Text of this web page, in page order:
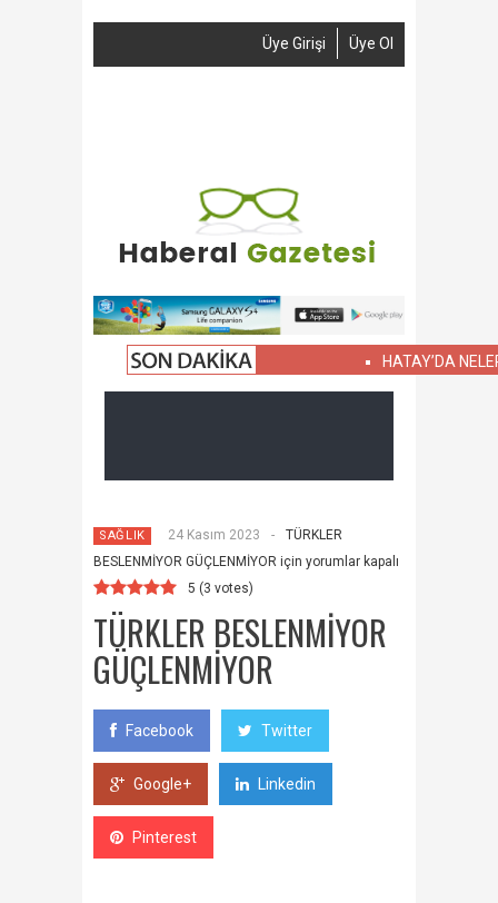
Üye Girişi Üye Ol
HATAY’DA NELER
SAĞLIK 24 Kasım 2023 -
TÜRKLER
BESLENMİYOR GÜÇLENMİYOR için yorumlar kapalı
5 (3 votes)
TÜRKLER BESLENMİYOR
GÜÇLENMİYOR
Facebook Twitter
Google+ Linkedin
Pinterest